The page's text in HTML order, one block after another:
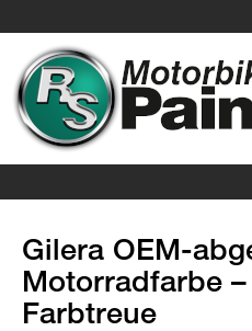
Gilera OEM-
Motorradfarbe
Farbtreue